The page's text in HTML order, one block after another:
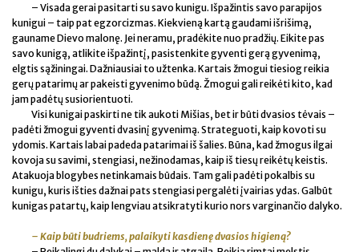
– Visada gerai pasitarti su savo kunigu. Išpažintis savo parapijos
kunigui – taip pat egzorcizmas. Kiekvieną kartą gaudami išrišimą,
gauname Dievo malonę. Jei neramu, pradėkite nuo pradžių. Eikite pas
savo kunigą, atlikite išpažintį, pasistenkite gyventi gerą gyvenimą,
elgtis sąžiningai. Dažniausiai to užtenka. Kartais žmogui tiesiog reikia
gerų patarimų ar pakeisti gyvenimo būdą. Žmogui gali reikėti kito, kad
jam padėtų susiorientuoti.
Visi kunigai paskirti ne tik aukoti Mišias, bet ir būti dvasios tėvais –
padėti žmogui gyventi dvasinį gyvenimą. Strateguoti, kaip kovoti su
ydomis. Kartais labai padeda patarimai iš šalies. Būna, kad žmogus ilgai
kovoja su savimi, stengiasi, nežinodamas, kaip iš tiesų reikėtų keistis.
Atakuoja blogybes netinkamais būdais. Tam gali padėti pokalbis su
kunigu, kuris išties dažnai pats stengiasi pergalėti įvairias ydas. Galbūt
kunigas patartų, kaip lengviau atsikratyti kurio nors varginančio dalyko.
– Kaip būti budriems, palaikyti kasdienę dvasios higieną?